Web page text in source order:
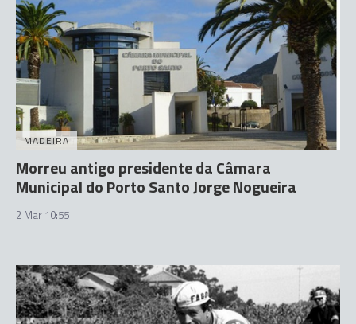
MADEIRA
Morreu antigo presidente da Câmara
Municipal do Porto Santo Jorge Nogueira
2 Mar 10:55